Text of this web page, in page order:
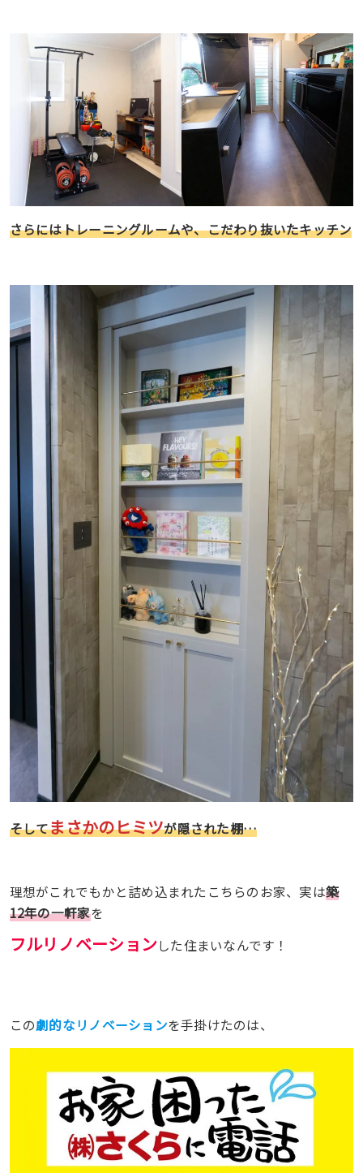
さらにはトレーニングルームや、こだわり抜いたキッチン
そしてまさかのヒミツが隠された棚…
理想がこれでもかと詰め込まれたこちらのお家、実は築
12年の一軒家を
フルリノベーションした住まいなんです！
この劇的なリノベーションを手掛けたのは、